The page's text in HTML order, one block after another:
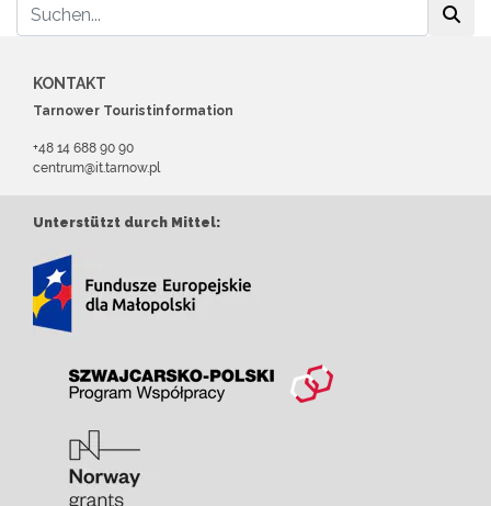
KONTAKT
Tarnower Touristinformation
+48 14 688 90 90
centrum@it.tarnow.pl
Unterstützt durch Mittel: